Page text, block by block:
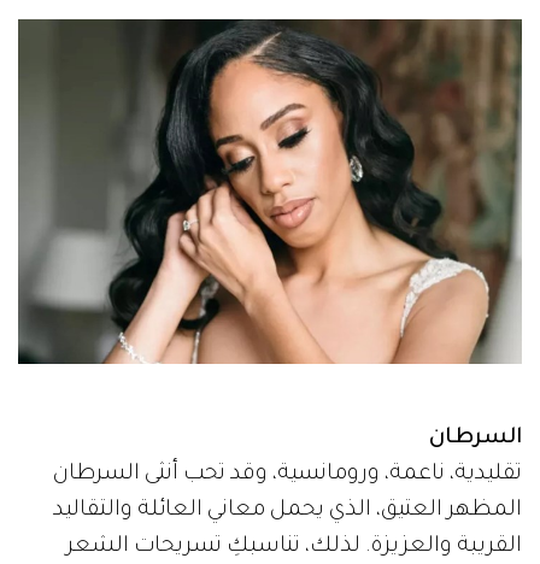
السرطان
تقليدية، ناعمة، ورومانسية، وقد تحب أنثى السرطان
المظهر العتيق، الذي يحمل معاني العائلة والتقاليد
القريبة والعزيزة. لذلك، تناسبكِ تسريحات الشعر